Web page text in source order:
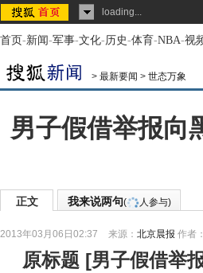
loading...
首页-新闻-军事-文化-历史-体育-NBA-视
> 最新要闻 > 世态万象
男子假借举报向
正文 我来说两句( 人参与)
2013年03月06日02:37 来源： 北京晨报 作者
原标题 [男子假借举